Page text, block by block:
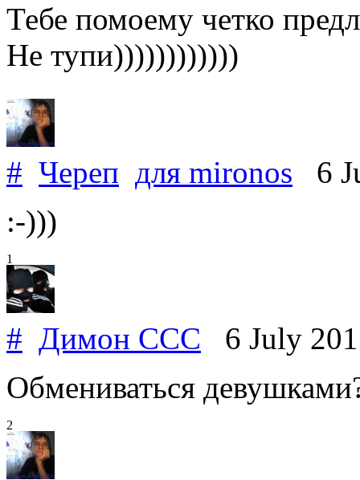
Тебе помоему четко
Не тупи))))))))))))
# Череп для mironos 6
:-)))
1
# Димон ССС 6 July
Обмениваться
2